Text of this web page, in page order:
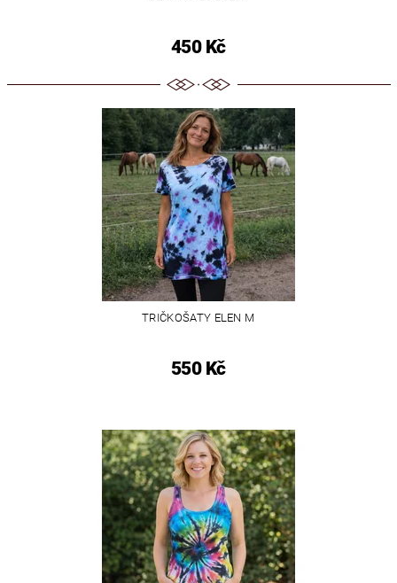
450 Kč
TRIČKOŠATY ELEN M
550 Kč